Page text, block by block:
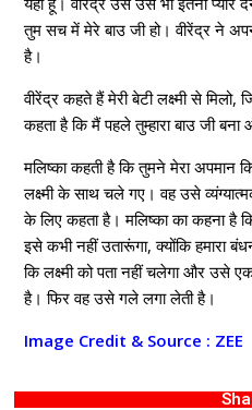
तुम सच में मेरे बाउ जी हो। वीरेंद्र ने
है।
वीरेंद्र कहते हैं मेरी बेटी लक्ष्मी से मिलो,
कहता है कि मैं पहले तुम्हारा बाउ जी
मलिष्का कहती है कि तुमने मेरा अपमान
लक्ष्मी के साथ चले गए। वह उसे
के लिए कहता है। मलिष्का का कहना है
इसे कभी नहीं उतारूंगा, क्योंकि हमारा
कि लक्ष्मी को पता नहीं चलेगा और उसे
है। फिर वह उसे गले लगा लेती है।
Image Credit & Source : ZEE